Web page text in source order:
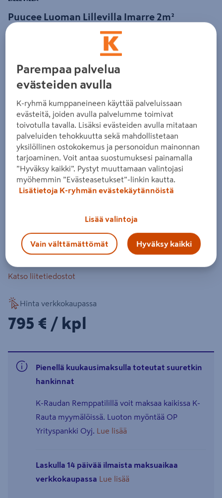
Puucee Luoman Lillevilla Imarre 2m²
EAN-koodi
Tilava ulkokäymälä johon mahtuu sijoittamaan
kompostoivan huussi-istuimen. Rappu sekä takana oleva
osien ansiosta nopea kasata. Kompakti toimituspaketti
kulkee peräkärryssä.
puurunko
salvosnurkka
kevyt pieni paketti
Helppo kasata
Katso liitetiedostot
Hinta verkkokaupassa
795€/kpl
795 € / kpl
Pienellä kuukausimaksulla toteutat suuretkin
hankinnat
K-Raudan Remppatilillä voit maksaa kaikissa K-
Rauta myymälöissä. Luoton myöntää OP
Yrityspankki Oyj. Lue lisää
Laskulla 14 päivää ilmaista maksuaikaa
verkkokaupassa Lue lisää
Parempaa palvelua
evästeiden avulla
K-ryhmä kumppaneineen käyttää palveluissaan
evästeitä, joiden avulla palvelumme toimivat
toivotulla tavalla. Lisäksi evästeiden avulla mitataan
palveluiden tehokkuutta sekä mahdollistetaan
yksilöllinen ostokokemus ja personoidun mainonnan
tarjoaminen. Voit antaa suostumuksesi painamalla
”Hyväksy kaikki”. Pystyt muuttamaan valintojasi
myöhemmin ”Evästeasetukset”-linkin kautta.
Lisätietoja K-ryhmän evästekäytännöistä
Lisää valintoja
Vain välttämättömät Hyväksy kaikki